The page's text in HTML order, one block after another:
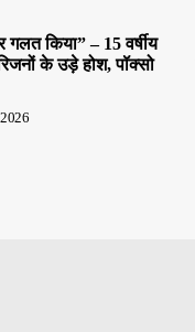
किया” – 15 वर्षीय
के उड़े होश, पॉक्सो